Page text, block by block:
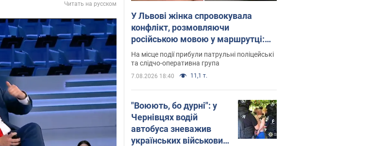
Читать на русском
У Львові жінка спровокувала
конфлікт, розмовляючи
російською мовою у маршрутці:
поліція склала адмінпротокол.
Відео
На місце події прибули патрульні поліцейські
та слідчо-оперативна група
7.08.2026 18:40 11,1 т.
"Воюють, бо дурні": у
Чернівцях водій
автобуса зневажив
українських військових